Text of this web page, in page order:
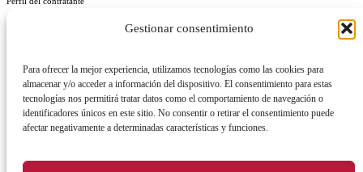
Gestionar consentimiento
Para ofrecer la mejor experiencia, utilizamos tecnologías como las cookies para
almacenar y/o acceder a información del dispositivo. El consentimiento para estas
tecnologías nos permitirá tratar datos como el comportamiento de navegación o
identificadores únicos en este sitio. No consentir o retirar el consentimiento puede
afectar negativamente a determinadas características y funciones.